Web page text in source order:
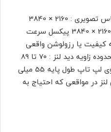
رزولوشن تماس تصویری : 2160 × 3840
پیکسل رزولوشن ضبط ویدئو : 2160 × 3840 پیکسل سرعت
بر ثانیه کیفیت یا رزولوشن واقعی
عکس : 2160 × 4096 پیکسل محدوده زاویه دید لنز : 70 تا 89
درجه قابلیت نصب آسان بر روی لپ تاپ طول پایه 55 میلی
در مواقعی که احتیاج به